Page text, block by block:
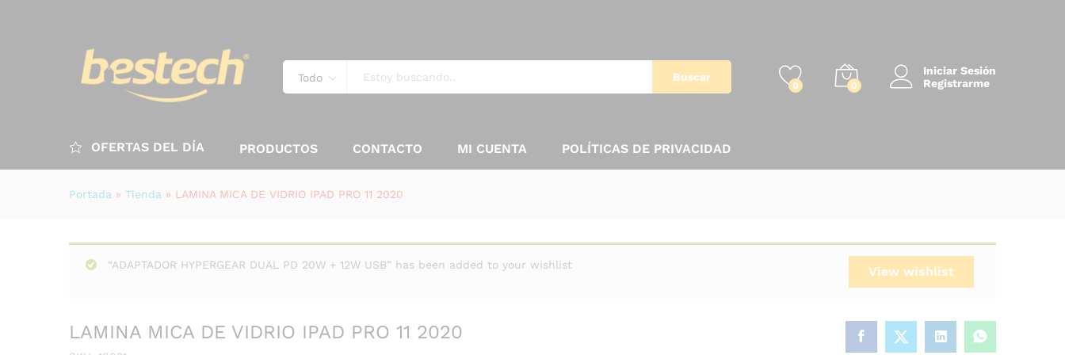
Todo Buscar
0 0
Iniciar Sesión
Registrarme
OFERTAS DEL DÍA PRODUCTOS CONTACTO MI CUENTA POLÍTICAS DE PRIVACIDAD
Portada » Tienda » LAMINA MICA DE VIDRIO IPAD PRO 11 2020
View wishlist
“ADAPTADOR HYPERGEAR DUAL PD 20W + 12W USB” has been added to your wishlist
LAMINA MICA DE VIDRIO IPAD PRO 11 2020